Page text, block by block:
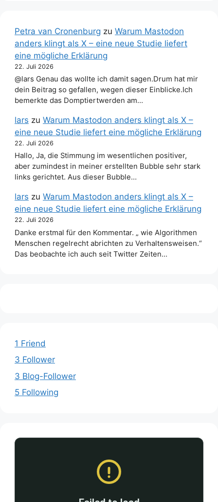
Petra van Cronenburg zu Warum Mastodon
anders klingt als X – eine neue Studie liefert
eine mögliche Erklärung
22. Juli 2026
@lars Genau das wollte ich damit sagen.Drum hat mir
dein Beitrag so gefallen, wegen dieser Einblicke.Ich
bemerkte das Domptiertwerden am…
lars zu Warum Mastodon anders klingt als X –
eine neue Studie liefert eine mögliche Erklärung
22. Juli 2026
Hallo, Ja, die Stimmung im wesentlichen positiver,
aber zumindest in meiner erstellten Bubble sehr stark
links gerichtet. Aus dieser Bubble…
lars zu Warum Mastodon anders klingt als X –
eine neue Studie liefert eine mögliche Erklärung
22. Juli 2026
Danke erstmal für den Kommentar. „ wie Algorithmen
Menschen regelrecht abrichten zu Verhaltensweisen.“
Das beobachte ich auch seit Twitter Zeiten…
1 Friend
3 Follower
3 Blog-Follower
5 Following